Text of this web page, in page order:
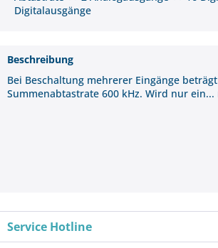
Digitalausgänge
Beschreibung
Bei Beschaltung mehrerer Eingänge
Summenabtastrate 600 kHz. Wird nur ein...
Service Hotline